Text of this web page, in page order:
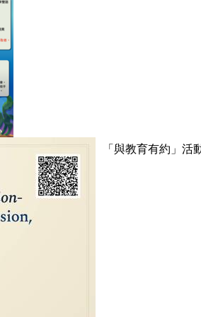
「與教育有約」